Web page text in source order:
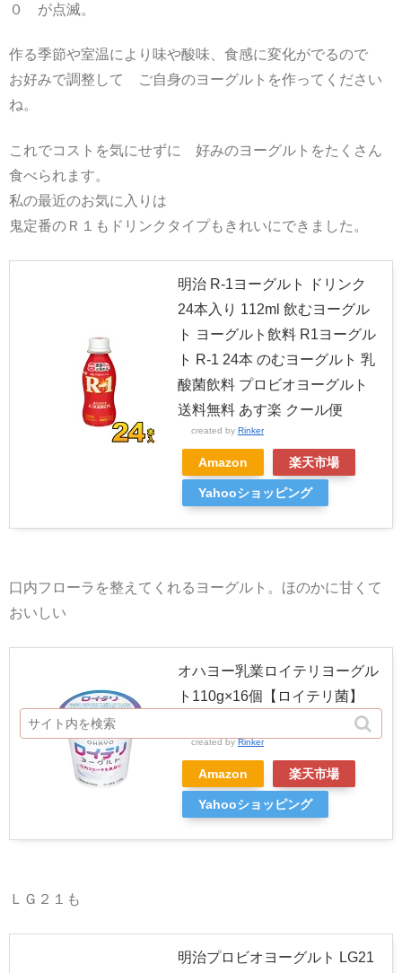
０ が点滅。
作る季節や室温により味や酸味、食感に変化がでるので
お好みで調整して ご自身のヨーグルトを作ってください
ね。
これでコストを気にせずに 好みのヨーグルトをたくさん
食べられます。
私の最近のお気に入りは
鬼定番のＲ１もドリンクタイプもきれいにできました。
明治 R-1ヨーグルト ドリンク
24本入り 112ml 飲むヨーグル
ト ヨーグルト飲料 R1ヨーグル
ト R-1 24本 のむヨーグルト 乳
酸菌飲料 プロビオヨーグルト
送料無料 あす楽 クール便
created by Rinker
Amazon 楽天市場
Yahooショッピング
口内フローラを整えてくれるヨーグルト。ほのかに甘くて
おいしい
オハヨー乳業ロイテリヨーグル
ト110g×16個【ロイテリ菌】
created byRinker
Amazon 楽天市場
Yahooショッピング
ＬＧ２１も
明治プロビオヨーグルト LG21